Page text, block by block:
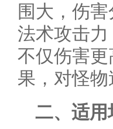
围大，伤
法术攻击
不仅伤害
果，对怪
二、适